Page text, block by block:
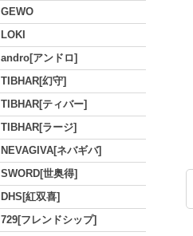
GEWO
LOKI
andro[アンドロ]
TIBHAR[幻守]
TIBHAR[ティバー]
TIBHAR[ラージ]
NEVAGIVA[ネバギバ]
SWORD[世奥得]
DHS[紅双喜]
729[フレンドシップ]